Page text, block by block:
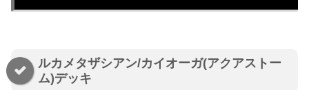
ルカメタザシアン/カイオーガ(アクアストー
ム)デッキ